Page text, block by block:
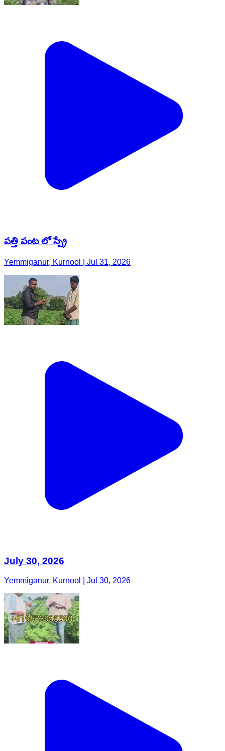
పత్తి పంట లో స్ప్రే
Yemmiganur, Kurnool | Jul 31, 2026
July 30, 2026
Yemmiganur, Kurnool | Jul 30, 2026